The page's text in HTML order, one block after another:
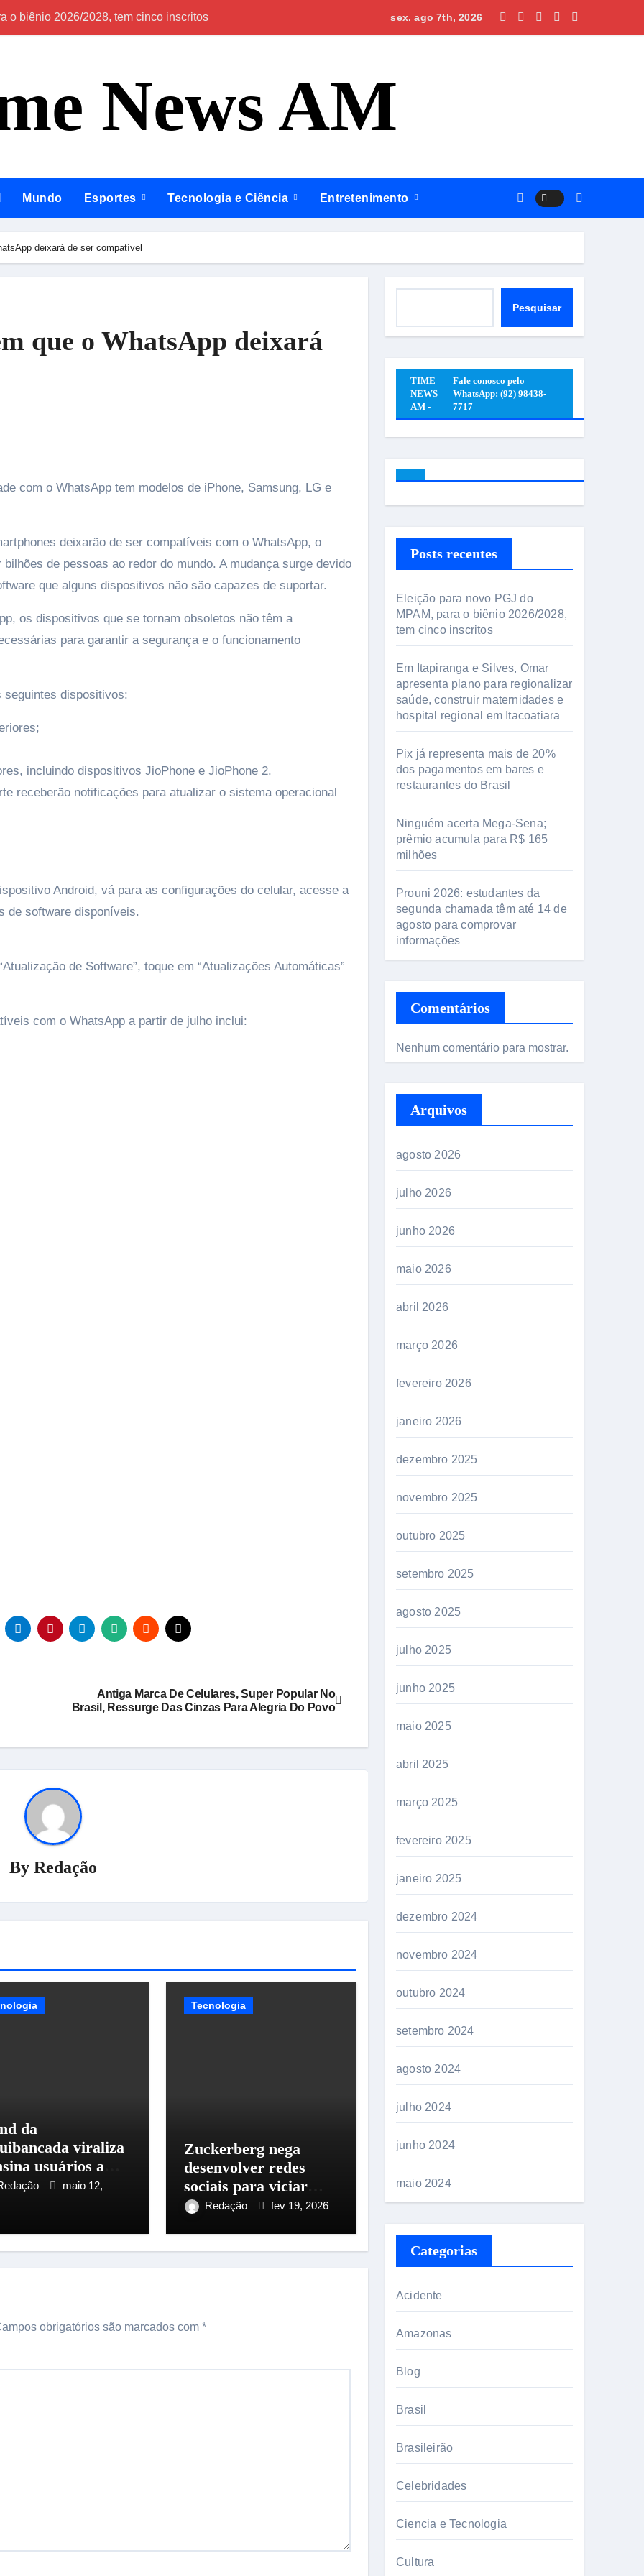
o biênio 2026/2028, tem cinco inscritos Em Itapiranga e Silves, Omar apresenta plano para regionalizar saúde,
sex. ago 7th, 2026
News AM
Mundo Esportes Tecnologia e Ciência Entretenimento
deixará de ser compatível
que o WhatsApp deixará
deixarão de ser compatíveis com o WhatsApp, o
de pessoas ao redor do mundo. A mudança surge devido
que alguns dispositivos não são capazes de suportar.
os dispositivos que se tornam obsoletos não têm a
para garantir a segurança e o funcionamento
seguintes dispositivos:
incluindo dispositivos JioPhone e JioPhone 2.
receberão notificações para atualizar o sistema operacional
Android, vá para as configurações do celular, acesse a
de software disponíveis.
de Software”, toque em “Atualizações Automáticas”
com o WhatsApp a partir de julho inclui:
Antiga Marca De Celulares, Super Popular No
Brasil, Ressurge Das Cinzas Para Alegria Do Povo
By Redação
da
viraliza
usuários a
cenas realistas
IA
maio 12,
Tecnologia
Zuckerberg nega
desenvolver redes
sociais para viciar
jovens em telas
Redação fev 19, 2026
obrigatórios são marcados com *
Pesquisar
TIME
NEWS
AM -
Fale conosco pelo
WhatsApp: (92) 98438-
7717
Posts recentes
Eleição para novo PGJ do
MPAM, para o biênio 2026/2028,
tem cinco inscritos
Em Itapiranga e Silves, Omar
apresenta plano para regionalizar
saúde, construir maternidades e
hospital regional em Itacoatiara
Pix já representa mais de 20%
dos pagamentos em bares e
restaurantes do Brasil
Ninguém acerta Mega-Sena;
prêmio acumula para R$ 165
milhões
Prouni 2026: estudantes da
segunda chamada têm até 14 de
agosto para comprovar
informações
Comentários
Nenhum comentário para mostrar.
Arquivos
agosto 2026
julho 2026
junho 2026
maio 2026
abril 2026
março 2026
fevereiro 2026
janeiro 2026
dezembro 2025
novembro 2025
outubro 2025
setembro 2025
agosto 2025
julho 2025
junho 2025
maio 2025
abril 2025
março 2025
fevereiro 2025
janeiro 2025
dezembro 2024
novembro 2024
outubro 2024
setembro 2024
agosto 2024
julho 2024
junho 2024
maio 2024
Categorias
Acidente
Amazonas
Blog
Brasil
Brasileirão
Celebridades
Ciencia e Tecnologia
Cultura